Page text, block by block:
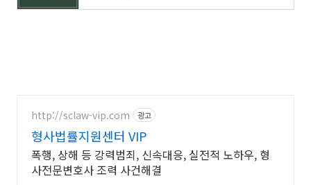
http://sclaw-vip.com 광고
형사법률지원센터 VIP
폭행, 상해 등 강력범죄, 신속대응, 실전적 노하우, 형
사전문변호사 조력 사건해결